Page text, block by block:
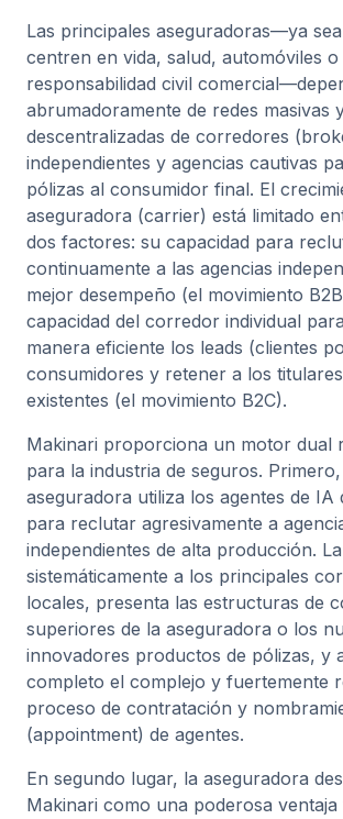
Las principales aseguradoras—ya
centren en vida, salud, automóviles
responsabilidad civil
abrumadoramente de redes masivas
descentralizadas de corredores
independientes y agencias cautivas
pólizas al consumidor final. El
aseguradora (carrier) está limitado
dos factores: su capacidad para
continuamente a las agencias
mejor desempeño (el movimiento
capacidad del corredor individual
manera eficiente los leads (clientes
consumidores y retener a los
existentes (el movimiento B2C).
Makinari proporciona un motor dual
para la industria de seguros.
aseguradora utiliza los agentes de IA
para reclutar agresivamente a
independientes de alta producción.
sistemáticamente a los principales
locales, presenta las estructuras de
superiores de la aseguradora o los
innovadores productos de pólizas, y
completo el complejo y fuertemente
proceso de contratación y
(appointment) de agentes.
En segundo lugar, la aseguradora
Makinari como una poderosa ventaja